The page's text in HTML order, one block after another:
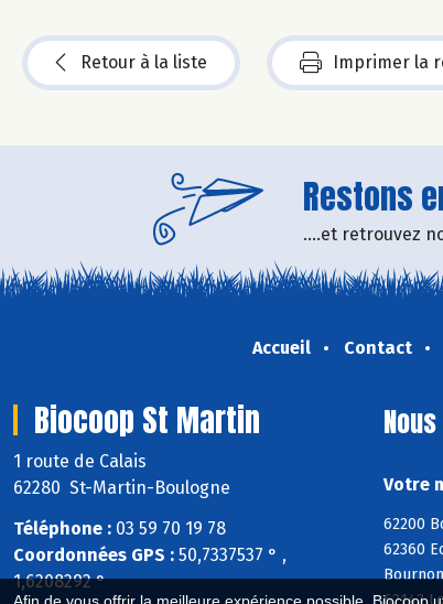
Retour à la liste Imprimer la
Restons
....et retrouvez
Accueil Contact
Biocoop St Martin
1 route de Calais
62280 St-Martin-Boulogne
Téléphone : 03 59 70 19 78
Coordonnées GPS : 50,7337537 ° ,
1,6208292 °
Votre
62200
62360